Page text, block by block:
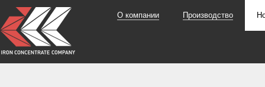
О компании Производство